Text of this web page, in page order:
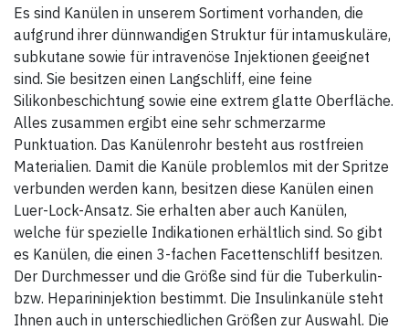
Es sind Kanülen in unserem Sortiment vorhanden, die
aufgrund ihrer dünnwandigen Struktur für intamuskuläre,
subkutane sowie für intravenöse Injektionen geeignet
sind. Sie besitzen einen Langschliff, eine feine
Silikonbeschichtung sowie eine extrem glatte Oberfläche.
Alles zusammen ergibt eine sehr schmerzarme
Punktuation. Das Kanülenrohr besteht aus rostfreien
Materialien. Damit die Kanüle problemlos mit der Spritze
verbunden werden kann, besitzen diese Kanülen einen
Luer-Lock-Ansatz. Sie erhalten aber auch Kanülen,
welche für spezielle Indikationen erhältlich sind. So gibt
es Kanülen, die einen 3-fachen Facettenschliff besitzen.
Der Durchmesser und die Größe sind für die Tuberkulin-
bzw. Heparininjektion bestimmt. Die Insulinkanüle steht
Ihnen auch in unterschiedlichen Größen zur Auswahl. Die